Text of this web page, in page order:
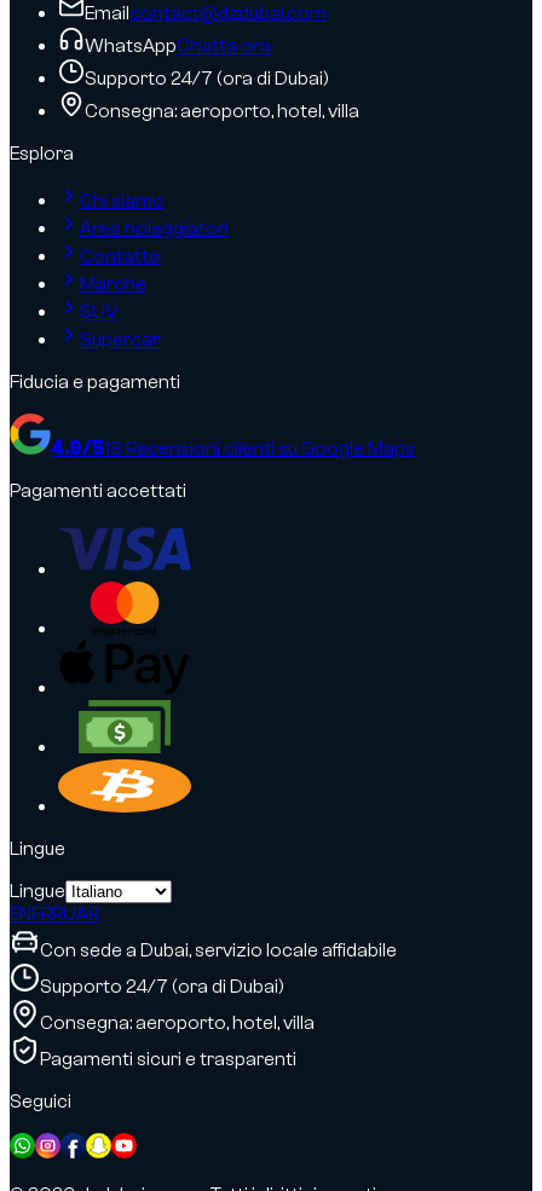
Emailcontact@dzdubai.com
WhatsAppChatta ora
Supporto 24/7 (ora di Dubai)
Consegna: aeroporto, hotel, villa
Esplora
Chi siamo
Area noleggiatori
Contatto
Marche
SUV
Supercar
Fiducia e pagamenti
4.9/518 Recensioni clienti su Google Maps
Pagamenti accettati
Lingue
Lingue
ENFRRUAR
Con sede a Dubai, servizio locale affidabile
Supporto 24/7 (ora di Dubai)
Consegna: aeroporto, hotel, villa
Pagamenti sicuri e trasparenti
Seguici